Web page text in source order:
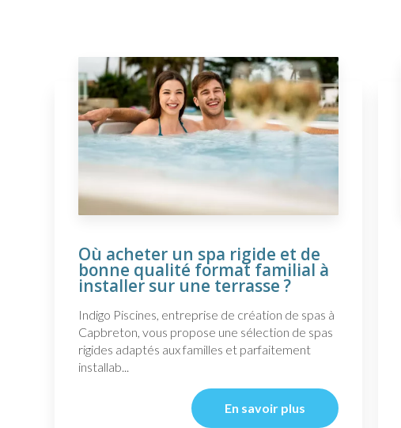
Où acheter un spa rigide et de
bonne qualité format familial à
installer sur une terrasse ?
Indigo Piscines, entreprise de création de spas à
Capbreton, vous propose une sélection de spas
rigides adaptés aux familles et parfaitement
installab...
En savoir plus